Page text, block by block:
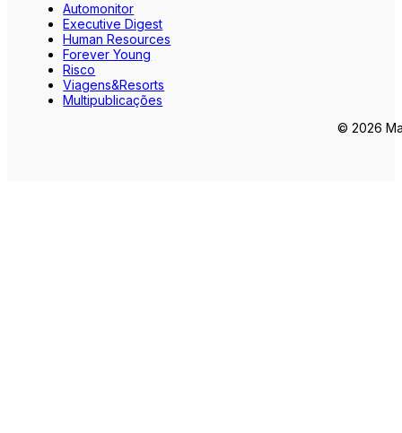
Automonitor
Executive Digest
Human Resources
Forever Young
Risco
Viagens&Resorts
Multipublicações
© 2026